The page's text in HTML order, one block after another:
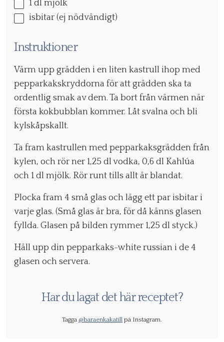
1 dl mjölk
isbitar (ej nödvändigt)
Instruktioner
Värm upp grädden i en liten kastrull ihop med
pepparkakskryddorna för att grädden ska ta
ordentlig smak av dem. Ta bort från värmen när
första kokbubblan kommer. Låt svalna och bli
kylskåpskallt.
Ta fram kastrullen med pepparkaksgrädden från
kylen, och rör ner 1,25 dl vodka, 0,6 dl Kahlúa
och 1 dl mjölk. Rör runt tills allt är blandat.
Plocka fram 4 små glas och lägg ett par isbitar i
varje glas. (Små glas är bra, för då känns glasen
fyllda. Glasen på bilden rymmer 1,25 dl styck.)
Häll upp din pepparkaks-white russian i de 4
glasen och servera.
Har du lagat det här receptet?
Tagga @baraenkakatill på Instagram.